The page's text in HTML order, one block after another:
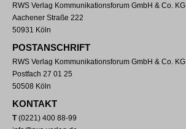
RWS Verlag Kommunikationsforum GmbH & Co. KG
Aachener Straße 222
50931 Köln
POSTANSCHRIFT
RWS Verlag Kommunikationsforum GmbH & Co. KG
Postfach 27 01 25
50508 Köln
KONTAKT
T(0221) 400 88-99